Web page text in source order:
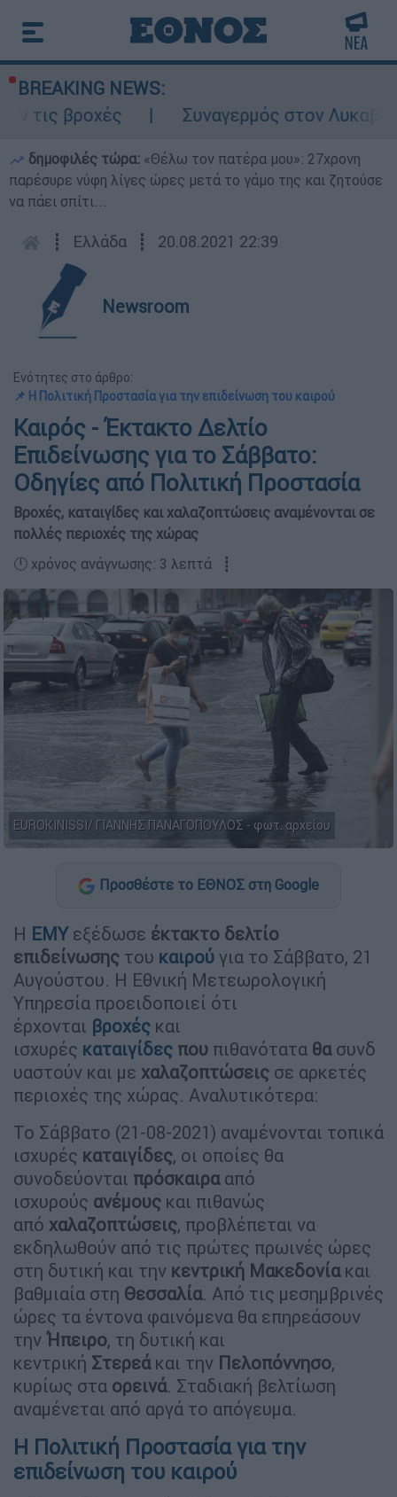
BREAKING NEWS:
βροχές
Συναγερμός στον
δημοφιλές τώρα: «Θέλω τον πατέρα μου»: 27χρονη
παρέσυρε νύφη λίγες ώρες μετά το γάμο της και ζητούσε
να πάει σπίτι...
┋ Ελλάδα ┋ 20.08.2021 22:39
Newsroom
Ενότητες στο άρθρο:
📌 Η Πολιτική Προστασία για την επιδείνωση του καιρού
Καιρός - Έκτακτο Δελτίο
Επιδείνωσης για το Σάββατο:
Οδηγίες από Πολιτική Προστασία
Βροχές, καταιγίδες και χαλαζοπτώσεις αναμένονται σε
πολλές περιοχές της χώρας
🕛 χρόνος ανάγνωσης: 3 λεπτά ┋
EUROKINISSI/ ΓΙΑΝΝΗΣ ΠΑΝΑΓΟΠΟΥΛΟΣ - φωτ. αρχείου
Προσθέστε το ΕΘΝΟΣ στη Google
Η ΕΜΥεξέδωσε έκτακτο δελτίο
επιδείνωσης του καιρού για το Σάββατο, 21
Αυγούστου. Η Εθνική Μετεωρολογική
Υπηρεσία προειδοποιεί ότι
έρχονται βροχές και
ισχυρές καταιγίδες που πιθανότατα θασυνδ
υαστούν και με χαλαζοπτώσεις σε αρκετές
περιοχές της χώρας. Αναλυτικότερα:
Το Σάββατο (21-08-2021) αναμένονται τοπικά
ισχυρές καταιγίδες, οι οποίες θα
συνοδεύονται πρόσκαιρα από
ισχυρούς ανέμους και πιθανώς
από χαλαζοπτώσεις, προβλέπεται να
εκδηλωθούν από τις πρώτες πρωινές ώρες
στη δυτική και την κεντρική Μακεδονία και
βαθμιαία στη Θεσσαλία. Από τις μεσημβρινές
ώρες τα έντονα φαινόμενα θα επηρεάσουν
την Ήπειρο, τη δυτική και
κεντρική Στερεά και την Πελοπόννησο,
κυρίως στα ορεινά. Σταδιακή βελτίωση
αναμένεται από αργά το απόγευμα.
Η Πολιτική Προστασία για την
επιδείνωση του καιρού